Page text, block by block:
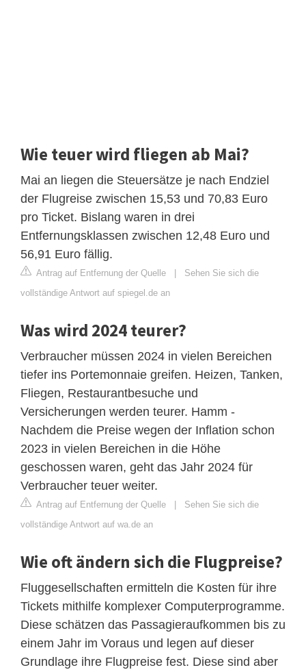
Wie teuer wird fliegen ab Mai?
Mai an liegen die Steuersätze je nach Endziel
der Flugreise zwischen 15,53 und 70,83 Euro
pro Ticket. Bislang waren in drei
Entfernungsklassen zwischen 12,48 Euro und
56,91 Euro fällig.
Antrag auf Entfernung der Quelle | Sehen Sie sich die
vollständige Antwort auf spiegel.de an
Was wird 2024 teurer?
Verbraucher müssen 2024 in vielen Bereichen
tiefer ins Portemonnaie greifen. Heizen, Tanken,
Fliegen, Restaurantbesuche und
Versicherungen werden teurer. Hamm -
Nachdem die Preise wegen der Inflation schon
2023 in vielen Bereichen in die Höhe
geschossen waren, geht das Jahr 2024 für
Verbraucher teuer weiter.
Antrag auf Entfernung der Quelle | Sehen Sie sich die
vollständige Antwort auf wa.de an
Wie oft ändern sich die Flugpreise?
Fluggesellschaften ermitteln die Kosten für ihre
Tickets mithilfe komplexer Computerprogramme.
Diese schätzen das Passagieraufkommen bis zu
einem Jahr im Voraus und legen auf dieser
Grundlage ihre Flugpreise fest. Diese sind aber